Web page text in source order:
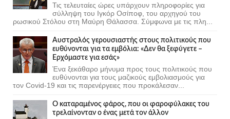
Τις τελευταίες ώρες υπάρχουν πληροφορίες για
σύλληψη του Ιγκόρ Οσίποφ, του αρχηγού του
ρωσικού Στόλου στη Μαύρη Θάλασσα. Σύμφωνα με τις πλη...
Αυστραλός γερουσιαστής στους πολιτικούς που
ευθύνονται για τα εμβόλια: «Δεν θα ξεφύγετε –
Ερχόμαστε για εσάς»
Ένα ξεκάθαρο μήνυμα προς τους πολιτικούς που
ευθύνονται για τους μαζικούς εμβολιασμούς για
τον Covid-19 και τις παρενέργειες που προκάλεσαν...
Ο καταραμένος φάρος, που οι φαροφύλακες του
τρελαίνονταν ο ένας μετά τον άλλον